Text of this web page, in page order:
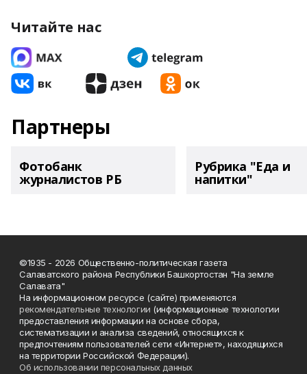
Читайте нас
Партнеры
Фотобанк
журналистов РБ
Рубрика "Еда и
напитки"
©1935 - 2026 Общественно-политическая газета
Салаватского района Республики Башкортостан "На земле
Салавата"
На информационном ресурсе (сайте) применяются
рекомендательные технологии (информационные технологии
предоставления информации на основе сбора,
систематизации и анализа сведений, относящихся к
предпочтениям пользователей сети «Интернет», находящихся
на территории Российской Федерации).
Об использовании персональных данных